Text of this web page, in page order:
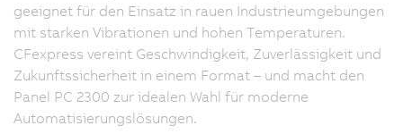
geeignet für den Einsatz in rauen Industrieumgebungen
mit starken Vibrationen und hohen Temperaturen.
CFexpress vereint Geschwindigkeit, Zuverlässigkeit und
Zukunftssicherheit in einem Format – und macht den
Panel PC 2300 zur idealen Wahl für moderne
Automatisierungslösungen.